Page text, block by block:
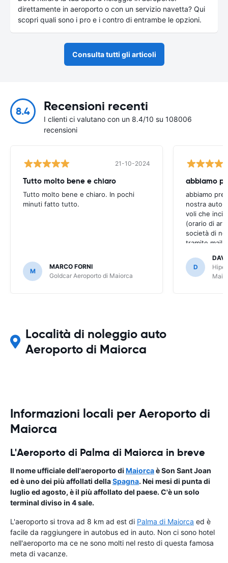
direttamente in aeroporto o con un servizio navetta? Qui
scopri quali sono i pro e i contro di entrambe le opzioni.
Consulta tutti gli articoli
8.4 Recensioni recenti
I clienti ci valutano con un 8.4/10 su 108006
recensioni
21-10-2024
Tutto molto bene e chiaro
Tutto molto bene e chiaro. In pochi
minuti fatto tutto.
M
MARCO FORNI
Goldcar Aeroporto di Maiorca
abbiamo
nostra auto,
voli che
(orario di
società di
tramite mail
liscio.
bene
D
Località di noleggio auto
Aeroporto di Maiorca
Informazioni locali per Aeroporto di
Maiorca
L'Aeroporto di Palma di Maiorca in breve
Il nome ufficiale dell'aeroporto di MaiorcaèSon Sant Joan
ed è uno dei più affollati dellaSpagna. Nei mesi di punta di
luglio ed agosto, è il più affollato del paese. C'è un solo
terminal diviso in 4 sale.
L'aeroporto si trova ad 8 km ad est di Palma di Maiorca ed è
facile da raggiungere in autobus ed in auto. Non ci sono hotel
nell'aeroporto ma ce ne sono molti nel resto di questa famosa
meta di vacanze.